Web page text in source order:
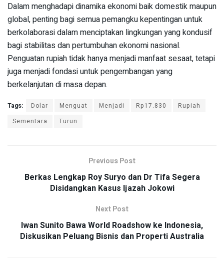
Dalam menghadapi dinamika ekonomi baik domestik maupun
global, penting bagi semua pemangku kepentingan untuk
berkolaborasi dalam menciptakan lingkungan yang kondusif
bagi stabilitas dan pertumbuhan ekonomi nasional.
Penguatan rupiah tidak hanya menjadi manfaat sesaat, tetapi
juga menjadi fondasi untuk pengembangan yang
berkelanjutan di masa depan.
Tags: Dolar Menguat Menjadi Rp17.830
Rupiah
Sementara
Turun
Previous Post
Berkas Lengkap Roy Suryo dan Dr Tifa Segera
Disidangkan Kasus Ijazah Jokowi
Next Post
Iwan Sunito Bawa World Roadshow ke Indonesia,
Diskusikan Peluang Bisnis dan Properti Australia